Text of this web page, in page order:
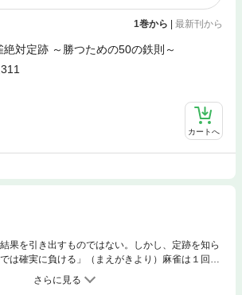
1巻から 最新刊から
絶対定跡 ～勝つための50の鉄則～
カートへ
果を引き出すものではない。しかし、定跡を知ら
は確実に負ける」（まえがきより）麻雀は１回１
が大きく作用するものですが、ゲーム回数を重ね
現れるゲームだといえます。トータル的に見た場